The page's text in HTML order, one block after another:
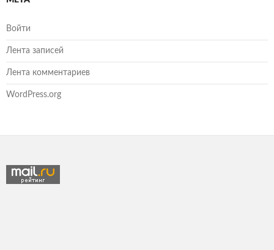
Войти
Лента записей
Лента комментариев
WordPress.org